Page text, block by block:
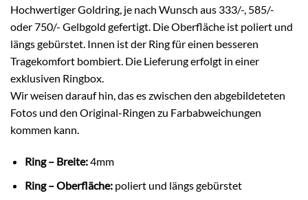
Hochwertiger Goldring, je nach Wunsch aus 333/-, 585/-
oder 750/- Gelbgold gefertigt. Die Oberfläche ist poliert und
längs gebürstet. Innen ist der Ring für einen besseren
Tragekomfort bombiert. Die Lieferung erfolgt in einer
exklusiven Ringbox.
Wir weisen darauf hin, das es zwischen den abgebildeteten
Fotos und den Original-Ringen zu Farbabweichungen
kommen kann.
Ring – Breite:4mm
Ring – Oberfläche:poliert und längs gebürstet